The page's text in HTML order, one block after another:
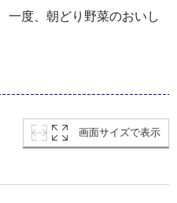
一度、朝どり野菜のおいし
画面サイズで表示